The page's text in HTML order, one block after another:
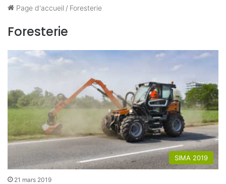
Page d'accueil / Foresterie
Foresterie
SIMA 2019
21 mars 2019